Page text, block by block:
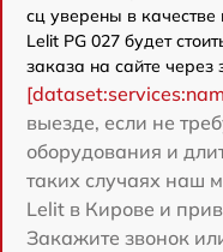
сц уверены в
Lelit PG 027 будет
заказа на сайте через
выезде, если не
оборудования и
таких случаях наш
Lelit в Кирове и
Закажите звонок